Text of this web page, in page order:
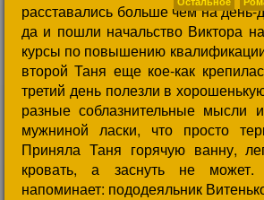
расставались больше чем на день-
да и пошли начальство Виктора
курсы по повышению
второй Таня еще кое-как
третий день полезли в
разные соблазнительные мысли
мужниной ласки, что просто
Приняла Таня горячую ванну,
кровать, а заснуть не
напоминает: пододеяльник